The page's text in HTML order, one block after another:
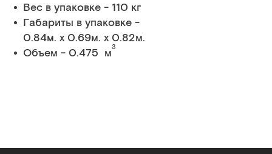
Вес в упаковке - 110 кг
Габариты в упаковке -
0.84м. x 0.69м. x 0.82м.
Объем - 0.475 м3